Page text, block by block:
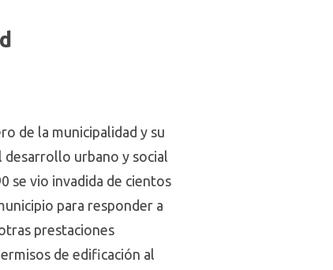
de la municipalidad y su
desarrollo urbano y social
se vio invadida de cientos
para responder a
prestaciones
de edificación al